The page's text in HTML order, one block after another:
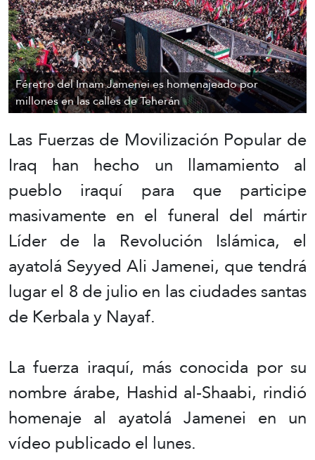
Féretro del Imam Jamenei es homenajeado por
millones en las calles de Teherán
Las Fuerzas de Movilización Popular de
Iraq han hecho un llamamiento al
pueblo iraquí para que participe
masivamente en el funeral del mártir
Líder de la Revolución Islámica, el
ayatolá Seyyed Ali Jamenei, que tendrá
lugar el 8 de julio en las ciudades santas
de Kerbala y Nayaf.
La fuerza iraquí, más conocida por su
nombre árabe, Hashid al-Shaabi, rindió
homenaje al ayatolá Jamenei en un
vídeo publicado el lunes.